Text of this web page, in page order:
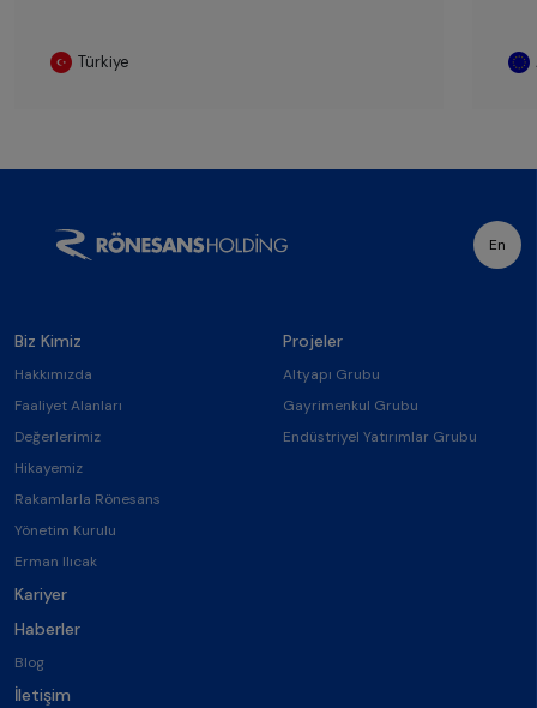
Türkiye
En
Biz Kimiz
Hakkımızda
Faaliyet Alanları
Değerlerimiz
Hikayemiz
Rakamlarla Rönesans
Yönetim Kurulu
Erman Ilıcak
Kariyer
Haberler
Blog
İletişim
Projeler
Altyapı Grubu
Gayrimenkul Grubu
Endüstriyel Yatırımlar Grubu